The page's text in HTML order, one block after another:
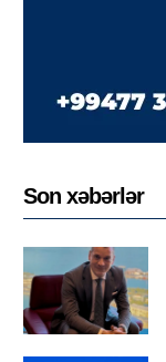
Son xəbərlər